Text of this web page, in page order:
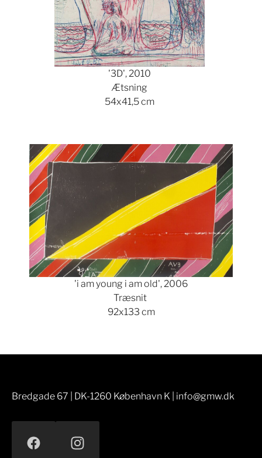
'3D', 2010
Ætsning
54x41,5 cm
Show larger version
'i am young i am old', 2006
Træsnit
92x133 cm
Bredgade 67 | DK-1260 København K | info@gmw.dk